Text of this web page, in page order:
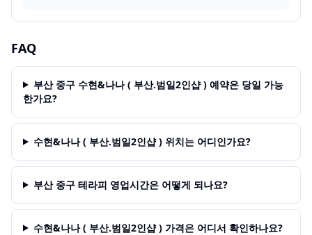
FAQ
부산 중구 수현&나나 ( 부산.범일2인샵 ) 예약은 당일 가능
한가요?
수현&나나 ( 부산.범일2인샵 ) 위치는 어디인가요?
부산 중구 테라피 영업시간은 어떻게 되나요?
수현&나나 ( 부산.범일2인샵 ) 가격은 어디서 확인하나요?